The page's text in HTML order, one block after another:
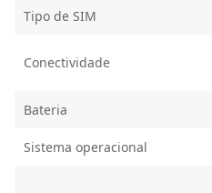
Tipo de SIM
Conectividade
Bateria
Sistema operacional